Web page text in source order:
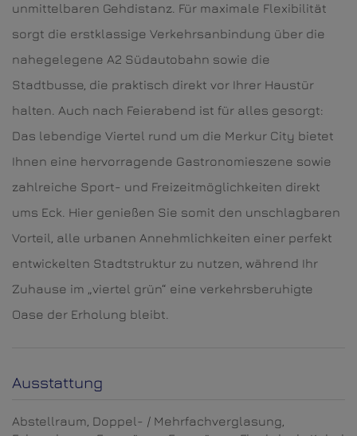
unmittelbaren Gehdistanz. Für maximale Flexibilität
sorgt die erstklassige Verkehrsanbindung über die
nahegelegene A2 Südautobahn sowie die
Stadtbusse, die praktisch direkt vor Ihrer Haustür
halten. Auch nach Feierabend ist für alles gesorgt:
Das lebendige Viertel rund um die Merkur City bietet
Ihnen eine hervorragende Gastronomieszene sowie
zahlreiche Sport- und Freizeitmöglichkeiten direkt
ums Eck. Hier genießen Sie somit den unschlagbaren
Vorteil, alle urbanen Annehmlichkeiten einer perfekt
entwickelten Stadtstruktur zu nutzen, während Ihr
Zuhause im „viertel grün“ eine verkehrsberuhigte
Oase der Erholung bleibt.
Ausstattung
Abstellraum Doppel- / Mehrfachverglasung